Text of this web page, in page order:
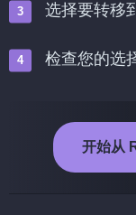
选择要转移
检查您的选
开始从